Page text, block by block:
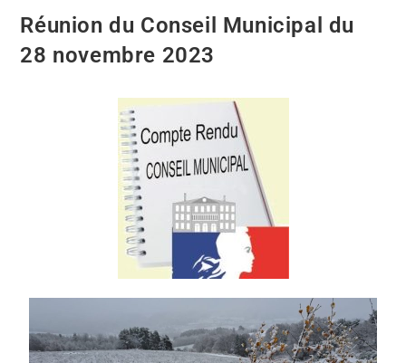
Réunion du Conseil Municipal du
28 novembre 2023